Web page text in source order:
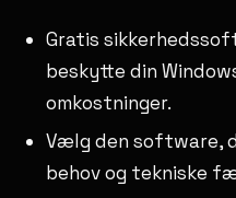
Gratis
beskytte din
omkostninger.
Vælg den software,
behov og tekniske